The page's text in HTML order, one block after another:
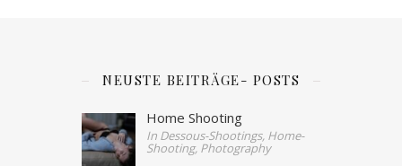
NEUSTE BEITRÄGE- POSTS
Home Shooting
In Dessous-Shootings, Home-
Shooting, Photography